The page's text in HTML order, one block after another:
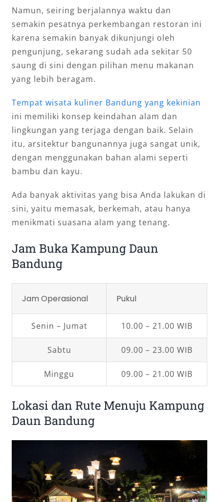
Namun, seiring berjalannya waktu dan
semakin pesatnya perkembangan restoran ini
karena semakin banyak dikunjungi oleh
pengunjung, sekarang sudah ada sekitar 50
saung di sini dengan pilihan menu makanan
yang lebih beragam.
Tempat wisata kuliner Bandung yang kekinian
ini memiliki konsep keindahan alam dan
lingkungan yang terjaga dengan baik. Selain
itu, arsitektur bangunannya juga sangat unik,
dengan menggunakan bahan alami seperti
bambu dan kayu.
Ada banyak aktivitas yang bisa Anda lakukan di
sini, yaitu memasak, berkemah, atau hanya
menikmati suasana alam yang tenang.
Jam Buka Kampung Daun
Bandung
Jam Operasional Pukul
Senin – Jumat 10.00 – 21.00 WIB
Sabtu 09.00 – 23.00 WIB
Minggu 09.00 – 21.00 WIB
Lokasi dan Rute Menuju Kampung
Daun Bandung